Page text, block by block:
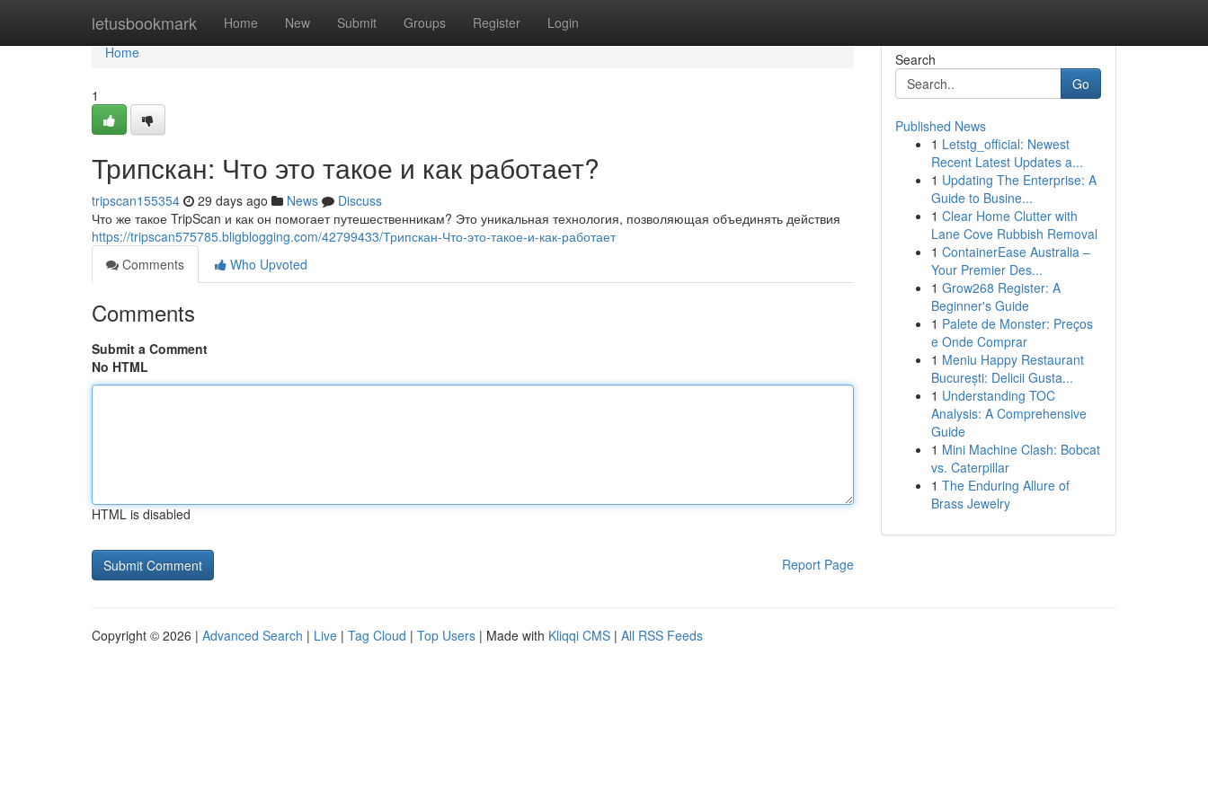
letusbookmark Home New Submit Groups Register Login
Home
Home
1
Трипскан: Что это такое и как работает?
tripscan155354 29 days ago News
Discuss
Что же такое TripScan и как он помогает путешественникам? Это уникальная технология, позволяющая объединять действия
https://tripscan575785.bligblogging.com/42799433/Трипскан-Что-это-такое-и-как-работает
Comments
Who Upvoted
Comments
Submit a Comment
No HTML
HTML is disabled
Report Page
Search
Go
Published News
1 Letstg_official: Newest
Recent Latest Updates a...
1 Updating The Enterprise: A
Guide to Busine...
1 Clear Home Clutter with
Lane Cove Rubbish Removal
1 ContainerEase Australia –
Your Premier Des...
1 Grow268 Register: A
Beginner's Guide
1 Palete de Monster: Preços
e Onde Comprar
1 Meniu Happy Restaurant
București: Delicii Gusta...
1 Understanding TOC
Analysis: A Comprehensive
Guide
1 Mini Machine Clash: Bobcat
vs. Caterpillar
1 The Enduring Allure of
Brass Jewelry
Copyright © 2026 | Advanced Search | Live | Tag Cloud | Top Users | Made with Kliqqi CMS | All RSS Feeds